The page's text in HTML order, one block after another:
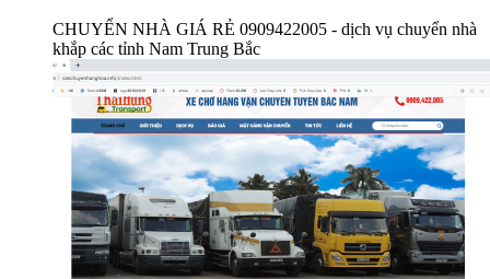
CHUYỂN NHÀ GIÁ RẺ 0909422005 - dịch vụ chuyển nhà
khắp các tỉnh Nam Trung Bắc